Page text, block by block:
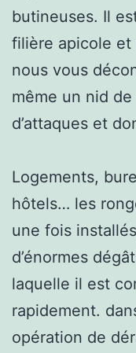
butineuses. Il
filière apicole et
nous vous
même un nid
d’attaques et
Logements,
hôtels… les
une fois
d’énormes
laquelle il est
rapidement.
opération de